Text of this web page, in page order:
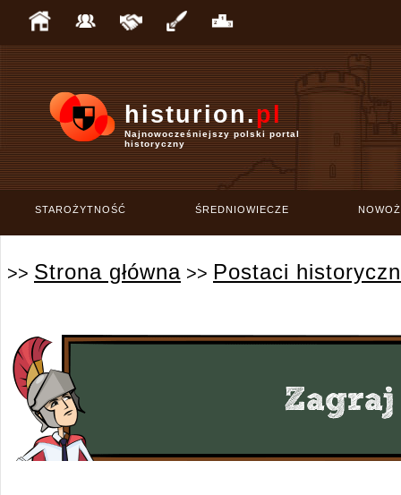
histurion.pl
Najnowocześniejszy polski portal
historyczny
STAROŻYTNOŚĆ ŚREDNIOWIECZE
>> Strona główna >> Postaci